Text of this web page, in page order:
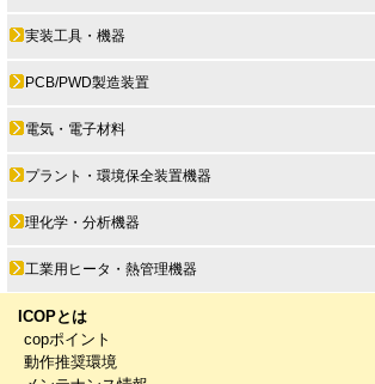
実装工具・機器
PCB/PWD製造装置
電気・電子材料
プラント・環境保全装置機器
理化学・分析機器
工業用ヒータ・熱管理機器
ICOPとは
copポイント
動作推奨環境